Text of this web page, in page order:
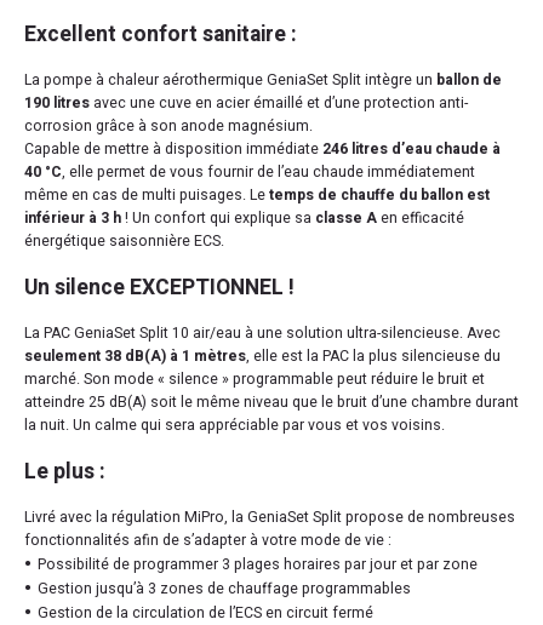
Excellent confort sanitaire :
La pompe à chaleur aérothermique GeniaSet Split intègre un ballon de
190 litres avec une cuve en acier émaillé et d’une protection anti-
corrosion grâce à son anode magnésium.
Capable de mettre à disposition immédiate 246 litres d’eau chaude à
40 °C, elle permet de vous fournir de l’eau chaude immédiatement
même en cas de multi puisages. Letemps de chauffe du ballon est
inférieur à 3 h! Un confort qui explique sa classe Aen efficacité
énergétique saisonnière ECS.
Un silence EXCEPTIONNEL !
La PAC GeniaSet Split 10 air/eau à une solution ultra-silencieuse. Avec
seulement 38 dB(A) à 1 mètres, elle est la PAC la plus silencieuse du
marché. Son mode « silence » programmable peut réduire le bruit et
atteindre 25 dB(A) soit le même niveau que le bruit d’une chambre durant
la nuit. Un calme qui sera appréciable par vous et vos voisins.
Le plus :
Livré avec la régulation MiPro, la GeniaSet Split propose de nombreuses
fonctionnalités afin de s’adapter à votre mode de vie :
Possibilité de programmer 3 plages horaires par jour et par zone
Gestion jusqu’à 3 zones de chauffage programmables
Gestion de la circulation de l’ECS en circuit fermé